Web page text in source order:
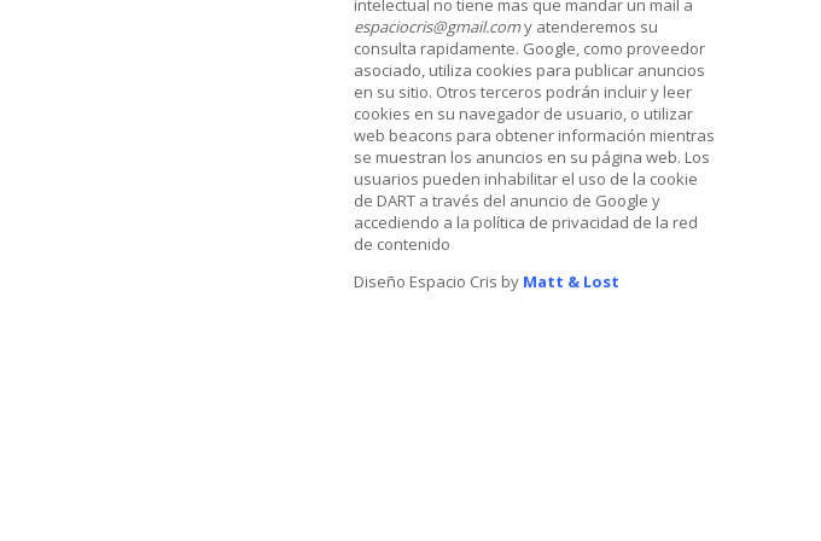
espaciocris@gmail.comy atenderemos su
consulta rapidamente. Google, como proveedor
asociado, utiliza cookies para publicar anuncios
en su sitio. Otros terceros podrán incluir y leer
cookies en su navegador de usuario, o utilizar
web beacons para obtener información mientras
se muestran los anuncios en su página web. Los
usuarios pueden inhabilitar el uso de la cookie
de DART a través del anuncio de Google y
accediendo a la política de privacidad de la red
de contenido
Diseño Espacio Cris by Matt & Lost